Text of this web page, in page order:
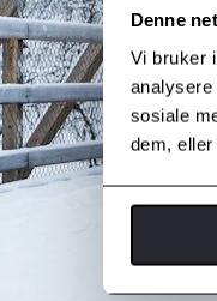
Denne
Vi bruker
sosiale
dem,